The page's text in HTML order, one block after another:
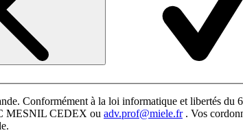
Conformément à la loi informatique et libertés
MESNIL CEDEX ou adv.prof@miele.fr. Vos